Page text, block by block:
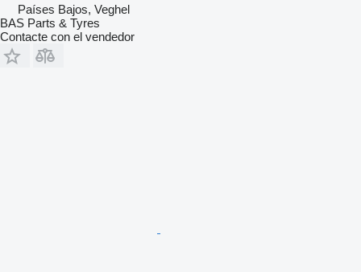
Países Bajos, Veghel
BAS Parts & Tyres
Contacte con el vendedor